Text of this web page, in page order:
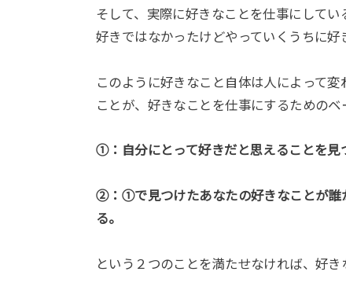
そして、実際に好きなことを仕事にして
好きではなかったけどやっていくうちに好
このように好きなこと自体は人によって
ことが、好きなことを仕事にするためのベ
①：自分にとって好きだと思えることを見
②：①で見つけたあなたの好きなことが誰
る。
という２つのことを満たせなければ、好